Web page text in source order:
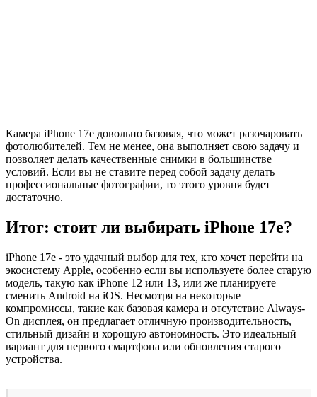
Камера iPhone 17e довольно базовая, что может разочаровать
фотолюбителей. Тем не менее, она выполняет свою задачу и
позволяет делать качественные снимки в большинстве
условий. Если вы не ставите перед собой задачу делать
профессиональные фотографии, то этого уровня будет
достаточно.
Итог: стоит ли выбирать iPhone 17e?
iPhone 17e - это удачный выбор для тех, кто хочет перейти на
экосистему Apple, особенно если вы используете более старую
модель, такую как iPhone 12 или 13, или же планируете
сменить Android на iOS. Несмотря на некоторые
компромиссы, такие как базовая камера и отсутствие Always-
On дисплея, он предлагает отличную производительность,
стильный дизайн и хорошую автономность. Это идеальный
вариант для первого смартфона или обновления старого
устройства.